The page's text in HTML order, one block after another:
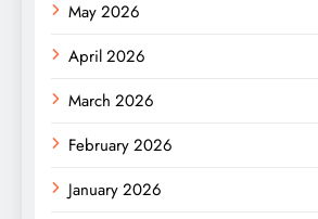
May 2026
April 2026
March 2026
February 2026
January 2026